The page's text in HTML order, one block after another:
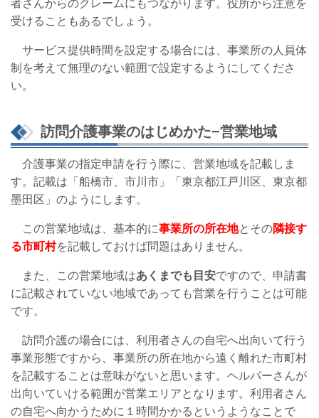
者さんからのクレームにもつながります。役所から注意を
受けることもあるでしょう。
サービス提供時間を設定する場合には、事業所の人員体
制を考えて無理のない範囲で設定するようにしてくださ
い。
訪問介護事業のはじめかた−営業地域
介護事業の指定申請を行う際に、営業地域を記載しま
す。記載は「船橋市、市川市」「東京都江戸川区、東京都
墨田区」のようにします。
この営業地域は、基本的に事業所の所在地とその隣接す
る市町村を記載しておけば問題はありません。
また、この営業地域はあくまでも目安ですので、申請書
に記載されていない地域であっても営業を行うことは可能
です。
訪問介護の場合には、利用者さんの自宅へ出向いて行う
事業形態ですから、事業所の所在地から遠く離れた市町村
を記載することは意味がないと思います。ヘルパーさんが
出向いていける範囲が営業エリアとなります。利用者さん
の自宅へ向かうために１時間かかるというようなことで